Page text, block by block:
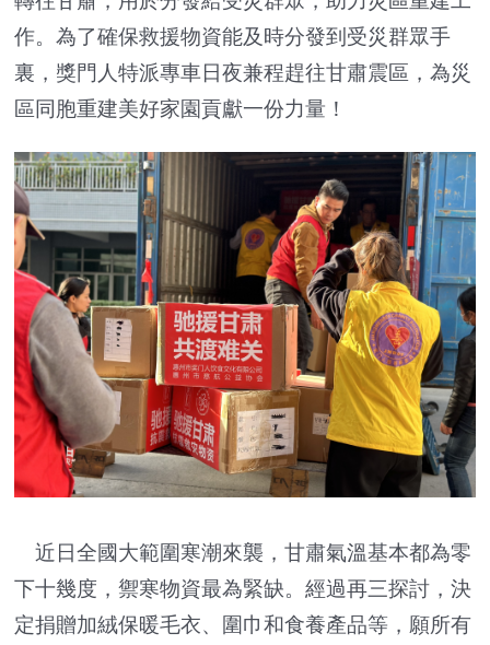
作。為了確保救援物資能及時分發到受災群眾手
裏，獎門人特派專車日夜兼程趕往甘肅震區，為災
區同胞重建美好家園貢獻一份力量！
近日全國大範圍寒潮來襲，甘肅氣溫基本都為零
下十幾度，禦寒物資最為緊缺。經過再三探討，決
定捐贈加絨保暖毛衣、圍巾和食養產品等，願所有